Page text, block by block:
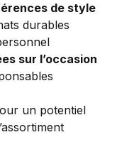
de style
durables
sur l’occasion
un potentiel